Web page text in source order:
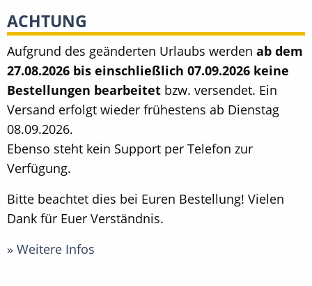
ACHTUNG
Aufgrund des geänderten Urlaubs werden ab dem
27.08.2026 bis einschließlich 07.09.2026 keine
Bestellungen bearbeitet bzw. versendet. Ein
Versand erfolgt wieder frühestens ab Dienstag
08.09.2026.
Ebenso steht kein Support per Telefon zur
Verfügung.
Bitte beachtet dies bei Euren Bestellung! Vielen
Dank für Euer Verständnis.
» Weitere Infos